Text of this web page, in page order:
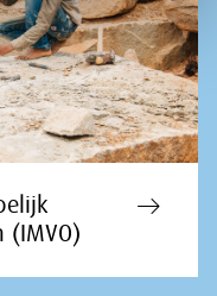
(IMVO)